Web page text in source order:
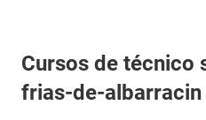
Cursos de técnico
frias-de-albarracin